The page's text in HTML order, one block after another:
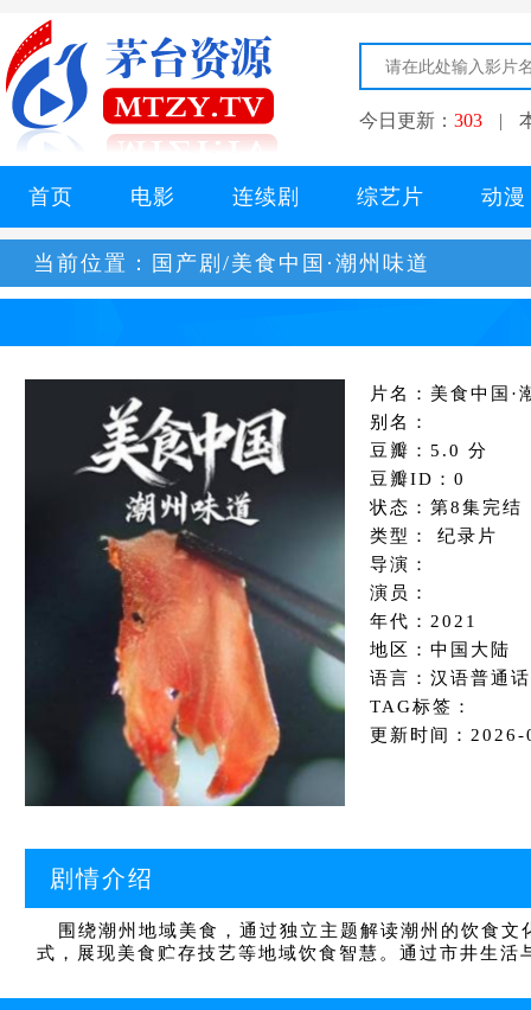
今日更新： 303 |
首页 电影 连续剧 综艺片 动漫
当前位置： 国产剧/美食中国·潮州味道
片名：美食中国·
别名：
豆瓣：5.0 分
豆瓣ID：0
状态：第8集完结
类型： 纪录片
导演：
演员：
年代：2021
地区：中国大陆
语言：汉语普通话
TAG标签：
更新时间：
剧情介绍
围绕潮州地域美食，通过独立主题解读潮州的饮食文
式，展现美食贮存技艺等地域饮食智慧。通过市井生